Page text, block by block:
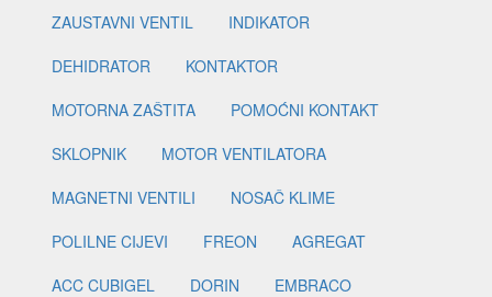
ZAUSTAVNI VENTIL
INDIKATOR
DEHIDRATOR
KONTAKTOR
MOTORNA ZAŠTITA
POMOĆNI KONTAKT
SKLOPNIK
MOTOR VENTILATORA
MAGNETNI VENTILI
NOSAČ KLIME
POLILNE CIJEVI
FREON
AGREGAT
ACC CUBIGEL
DORIN
EMBRACO